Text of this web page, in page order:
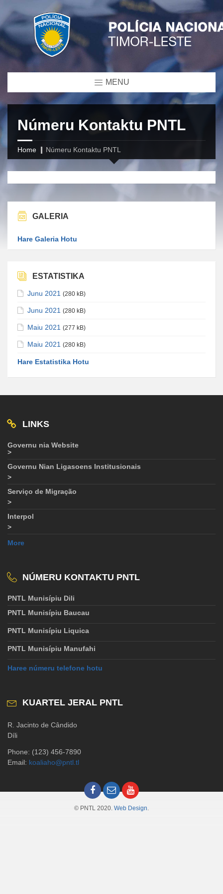
MENU
Númeru Kontaktu PNTL
Home Númeru Kontaktu PNTL
GALERIA
Hare Galeria Hotu
ESTATISTIKA
Junu 2021 (280 kB)
Junu 2021 (280 kB)
Maiu 2021 (277 kB)
Maiu 2021 (280 kB)
Hare Estatistika Hotu
LINKS
Governu nia Website
>
Governu Nian Ligasoens Institusionais
>
Serviço de Migração
>
Interpol
>
More
NÚMERU KONTAKTU PNTL
PNTL Munisípiu Dili
PNTL Munisípiu Baucau
PNTL Munisípiu Liquica
PNTL Munisípiu Manufahi
Haree númeru telefone hotu
KUARTEL JERAL PNTL
R. Jacinto de Cândido
Díli
Phone: (123) 456-7890
Email: koaliaho@pntl.tl
© PNTL 2020. Web Design.